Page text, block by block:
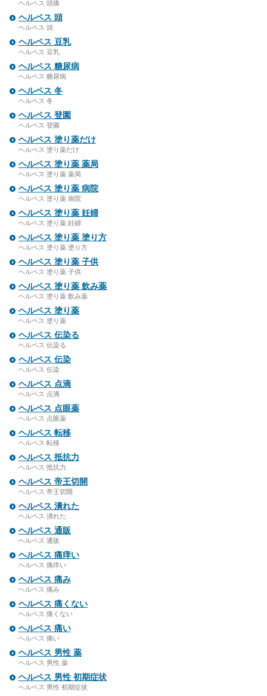
ヘルペス 頭痛
ヘルペス 頭
ヘルペス 頭
ヘルペス 豆乳
ヘルペス 豆乳
ヘルペス 糖尿病
ヘルペス 糖尿病
ヘルペス 冬
ヘルペス 冬
ヘルペス 登園
ヘルペス 登園
ヘルペス 塗り薬だけ
ヘルペス 塗り薬だけ
ヘルペス 塗り薬 薬局
ヘルペス 塗り薬 薬局
ヘルペス 塗り薬 病院
ヘルペス 塗り薬 病院
ヘルペス 塗り薬 妊婦
ヘルペス 塗り薬 妊婦
ヘルペス 塗り薬 塗り方
ヘルペス 塗り薬 塗り方
ヘルペス 塗り薬 子供
ヘルペス 塗り薬 子供
ヘルペス 塗り薬 飲み薬
ヘルペス 塗り薬 飲み薬
ヘルペス 塗り薬
ヘルペス 塗り薬
ヘルペス 伝染る
ヘルペス 伝染る
ヘルペス 伝染
ヘルペス 伝染
ヘルペス 点滴
ヘルペス 点滴
ヘルペス 点眼薬
ヘルペス 点眼薬
ヘルペス 転移
ヘルペス 転移
ヘルペス 抵抗力
ヘルペス 抵抗力
ヘルペス 帝王切開
ヘルペス 帝王切開
ヘルペス 潰れた
ヘルペス 潰れた
ヘルペス 通販
ヘルペス 通販
ヘルペス 痛痒い
ヘルペス 痛痒い
ヘルペス 痛み
ヘルペス 痛み
ヘルペス 痛くない
ヘルペス 痛くない
ヘルペス 痛い
ヘルペス 痛い
ヘルペス 男性 薬
ヘルペス 男性 薬
ヘルペス 男性 初期症状
ヘルペス 男性 初期症状